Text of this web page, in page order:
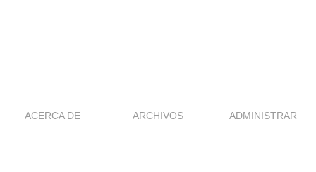
ACERCA DE ARCHIVOS ADMINISTRAR